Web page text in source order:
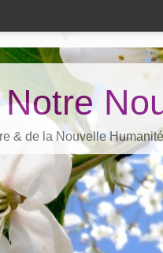
& de la Nouvelle Humanité